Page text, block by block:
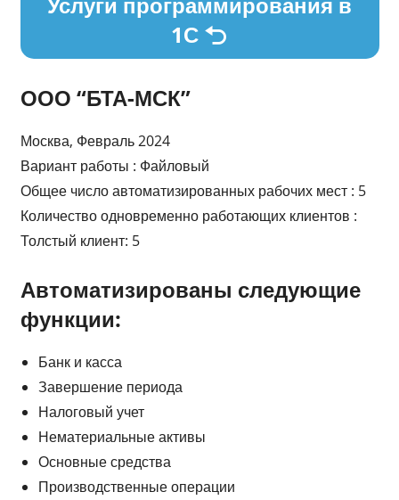
1С
ООО “БТА-МСК”
Москва, Февраль 2024
Вариант работы : Файловый
Общее число автоматизированных рабочих мест : 5
Количество одновременно работающих клиентов :
Толстый клиент: 5
Автоматизированы следующие
функции:
Банк и касса
Завершение периода
Налоговый учет
Нематериальные активы
Основные средства
Производственные операции